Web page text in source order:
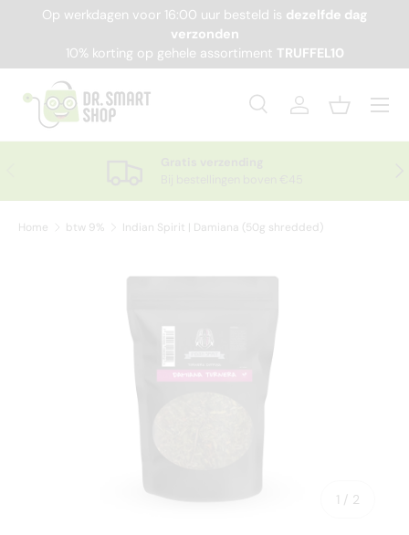
Op werkdagen voor 16:00 uur besteld is dezelfde dag
verzonden
10% korting op gehele assortiment TRUFFEL10
Zoeken
Productsoort
ZoekenInloggenMandje
Menu
Home btw 9% Indian Spirit | Damiana (50g shredded)
1 / van
2